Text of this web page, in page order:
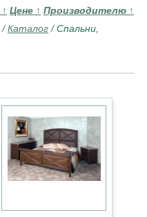
↑ Цене ↑ Производителю ↑
/Каталог /Спальни,